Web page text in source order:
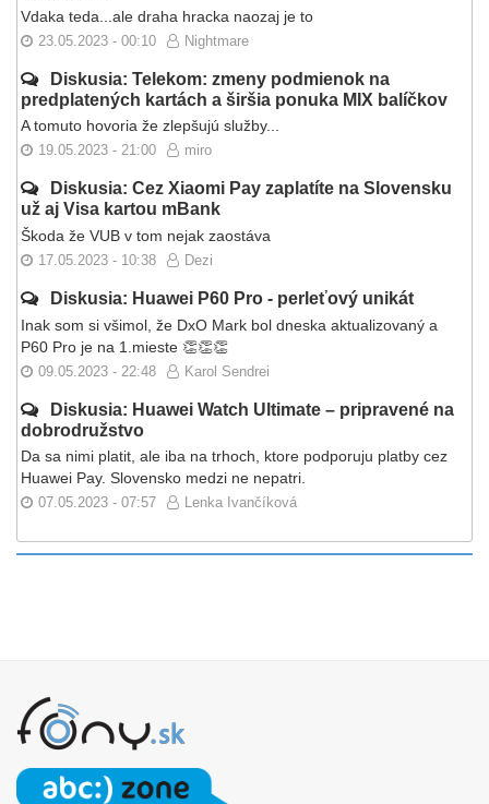
Vdaka teda...ale draha hracka naozaj je to
23.05.2023 - 00:10 Nightmare
Diskusia: Telekom: zmeny podmienok na
predplatených kartách a širšia ponuka MIX balíčkov
A tomuto hovoria že zlepšujú služby...
19.05.2023 - 21:00 miro
Diskusia: Cez Xiaomi Pay zaplatíte na Slovensku
už aj Visa kartou mBank
Škoda že VUB v tom nejak zaostáva
17.05.2023 - 10:38 Dezi
Diskusia: Huawei P60 Pro - perleťový unikát
Inak som si všimol, že DxO Mark bol dneska aktualizovaný a
P60 Pro je na 1.mieste 👏👏👏
09.05.2023 - 22:48 Karol Sendrei
Diskusia: Huawei Watch Ultimate – pripravené na
dobrodružstvo
Da sa nimi platit, ale iba na trhoch, ktore podporuju platby cez
Huawei Pay. Slovensko medzi ne nepatri.
07.05.2023 - 07:57 Lenka Ivančíková